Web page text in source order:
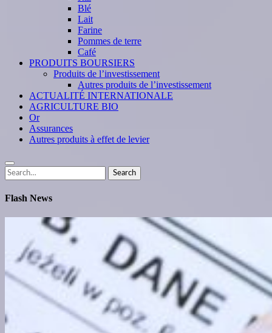
Blé
Lait
Farine
Pommes de terre
Café
PRODUITS BOURSIERS
Produits de l’investissement
Autres produits de l’investissement
ACTUALITÉ INTERNATIONALE
AGRICULTURE BIO
Or
Assurances
Autres produits à effet de levier
Search
for:
Search
Flash News